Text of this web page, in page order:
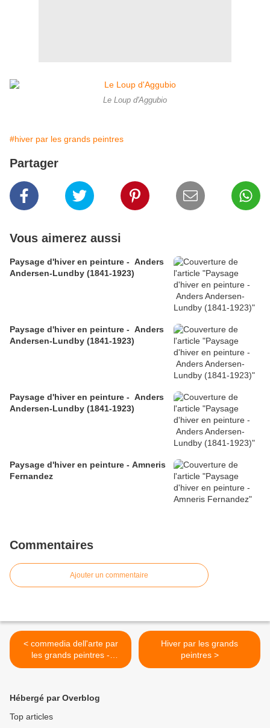
Le Loup d'Aggubio
#hiver par les grands peintres
Partager
Vous aimerez aussi
Paysage d'hiver en peinture - Anders
Andersen-Lundby (1841-1923)
Paysage d'hiver en peinture - Anders
Andersen-Lundby (1841-1923)
Paysage d'hiver en peinture - Anders
Andersen-Lundby (1841-1923)
Paysage d'hiver en peinture - Amneris
Fernandez
Commentaires
Ajouter un commentaire
< commedia dell'arte par
les grands peintres -
Arlequin et Colombine
Hiver par les grands
peintres >
Hébergé par Overblog
Top articles